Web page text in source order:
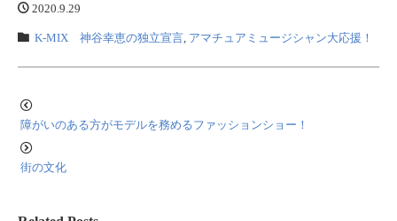
2020.9.29
K-MIX 神谷幸恵の独立宣言, アマチュアミュージシャン大応援！
障がいのある方がモデルを務めるファッションショー！
街の文化